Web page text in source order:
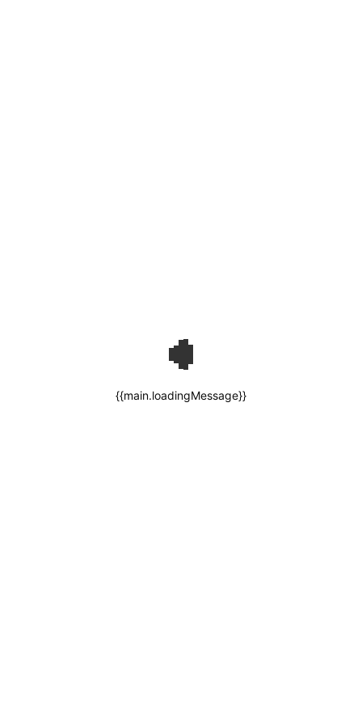
{{main.loadingMessage}}